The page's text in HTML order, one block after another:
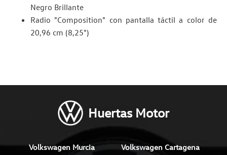
Negro Brillante
Radio "Composition" con pantalla táctil a color de
20,96 cm (8,25")
Huertas Motor
Volkswagen Murcia Volkswagen Cartagena